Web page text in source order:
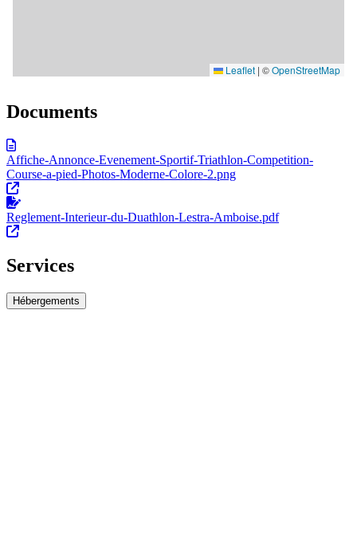
Documents
Affiche-Annonce-Evenement-Sportif-Triathlon-Competition-
Course-a-pied-Photos-Moderne-Colore-2.png
Reglement-Interieur-du-Duathlon-Lestra-Amboise.pdf
Services
Hébergements